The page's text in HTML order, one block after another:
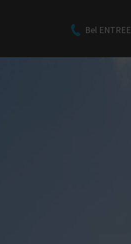
Bel ENTREE